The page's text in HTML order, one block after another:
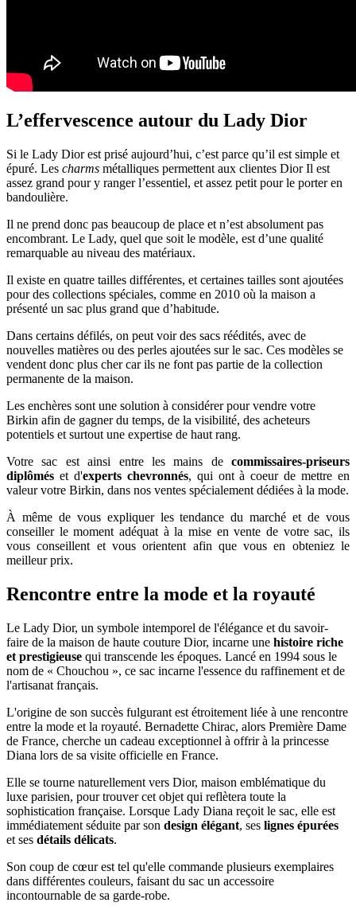
L’effervescence autour du Lady Dior
Si le Lady Dior est prisé aujourd’hui, c’est parce qu’il est simple et
épuré. Les charms métalliques permettent aux clientes Dior Il est
assez grand pour y ranger l’essentiel, et assez petit pour le porter en
bandoulière.
Il ne prend donc pas beaucoup de place et n’est absolument pas
encombrant. Le Lady, quel que soit le modèle, est d’une qualité
remarquable au niveau des matériaux.
Il existe en quatre tailles différentes, et certaines tailles sont ajoutées
pour des collections spéciales, comme en 2010 où la maison a
présenté un sac plus grand que d’habitude.
Dans certains défilés, on peut voir des sacs réédités, avec de
nouvelles matières ou des perles ajoutées sur le sac. Ces modèles se
vendent donc plus cher car ils ne font pas partie de la collection
permanente de la maison.
Les enchères sont une solution à considérer pour vendre votre
Birkin afin de gagner du temps, de la visibilité, des acheteurs
potentiels et surtout une expertise de haut rang.
Votre sac est ainsi entre les mains de commissaires-priseurs
diplômés et d'experts chevronnés, qui ont à coeur de mettre en
valeur votre Birkin, dans nos ventes spécialement dédiées à la mode.
À même de vous expliquer les tendance du marché et de vous
conseiller le moment adéquat à la mise en vente de votre sac, ils
vous conseillent et vous orientent afin que vous en obteniez le
meilleur prix.
Rencontre entre la mode et la royauté
Le Lady Dior, un symbole intemporel de l'élégance et du savoir-
faire de la maison de haute couture Dior, incarne une histoire riche
et prestigieuse qui transcende les époques. Lancé en 1994 sous le
nom de « Chouchou », ce sac incarne l'essence du raffinement et de
l'artisanat français.
L'origine de son succès fulgurant est étroitement liée à une rencontre
entre la mode et la royauté. Bernadette Chirac, alors Première Dame
de France, cherche un cadeau exceptionnel à offrir à la princesse
Diana lors de sa visite officielle en France.
Elle se tourne naturellement vers Dior, maison emblématique du
luxe parisien, pour trouver cet objet qui reflètera toute la
sophistication française. Lorsque Lady Diana reçoit le sac, elle est
immédiatement séduite par son design élégant, ses lignes épurées
et ses détails délicats.
Son coup de cœur est tel qu'elle commande plusieurs exemplaires
dans différentes couleurs, faisant du sac un accessoire
incontournable de sa garde-robe.